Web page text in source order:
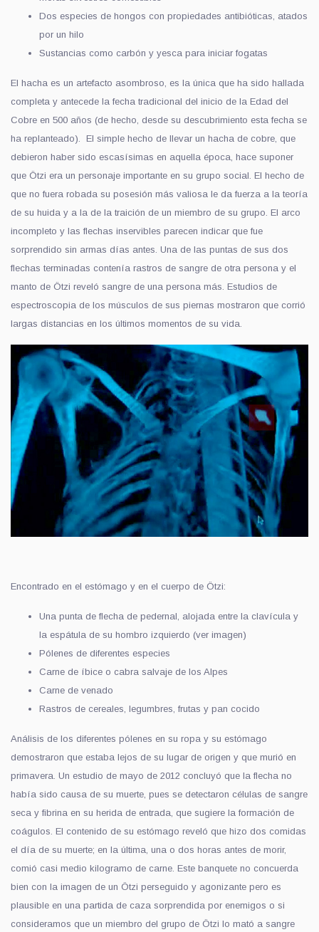
Dos especies de hongos con propiedades antibióticas, atados
por un hilo
Sustancias como carbón y yesca para iniciar fogatas
El hacha es un artefacto asombroso, es la única que ha sido hallada
completa y antecede la fecha tradicional del inicio de la Edad del
Cobre en 500 años (de hecho, desde su descubrimiento esta fecha se
ha replanteado). El simple hecho de llevar un hacha de cobre, que
debieron haber sido escasísimas en aquella época, hace suponer
que Ötzi era un personaje importante en su grupo social. El hecho de
que no fuera robada su posesión más valiosa le da fuerza a la teoría
de su huida y a la de la traición de un miembro de su grupo. El arco
incompleto y las flechas inservibles parecen indicar que fue
sorprendido sin armas días antes. Una de las puntas de sus dos
flechas terminadas contenía rastros de sangre de otra persona y el
manto de Ötzi reveló sangre de una persona más. Estudios de
espectroscopia de los músculos de sus piernas mostraron que corrió
largas distancias en los últimos momentos de su vida.
Encontrado en el estómago y en el cuerpo de Ötzi:
Una punta de flecha de pedernal, alojada entre la clavícula y
la espátula de su hombro izquierdo (ver imagen)
Pólenes de diferentes especies
Carne de íbice o cabra salvaje de los Alpes
Carne de venado
Rastros de cereales, legumbres, frutas y pan cocido
Análisis de los diferentes pólenes en su ropa y su estómago
demostraron que estaba lejos de su lugar de origen y que murió en
primavera. Un estudio de mayo de 2012 concluyó que la flecha no
había sido causa de su muerte, pues se detectaron células de sangre
seca y fibrina en su herida de entrada, que sugiere la formación de
coágulos. El contenido de su estómago reveló que hizo dos comidas
el día de su muerte; en la última, una o dos horas antes de morir,
comió casi medio kilogramo de carne. Este banquete no concuerda
bien con la imagen de un Ötzi perseguido y agonizante pero es
plausible en una partida de caza sorprendida por enemigos o si
consideramos que un miembro del grupo de Ötzi lo mató a sangre